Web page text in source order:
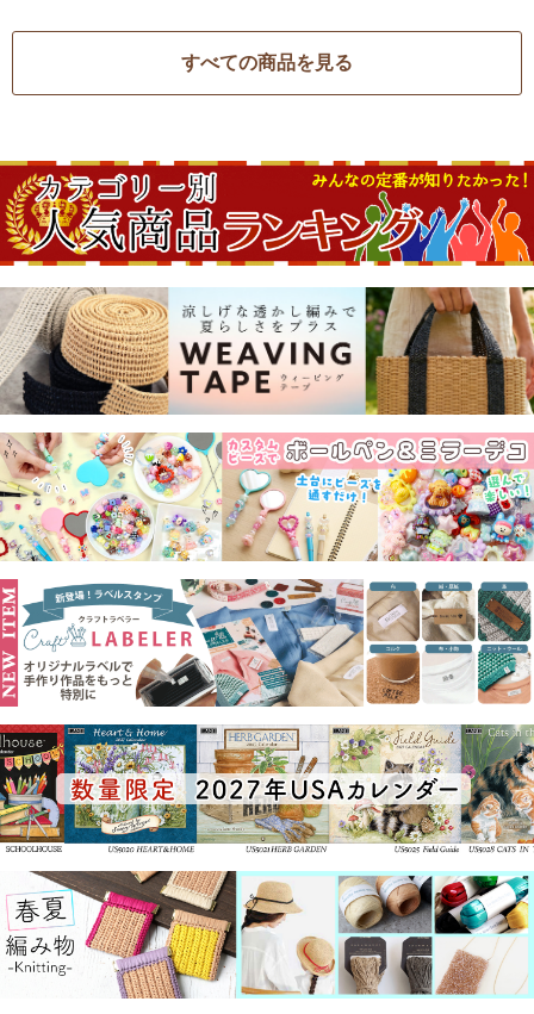
すべての商品を見る